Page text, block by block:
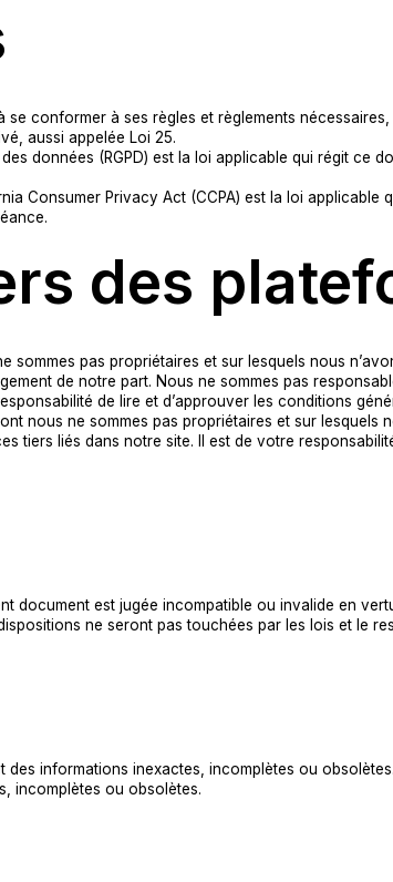
conformer à ses règles et règlements
aussi appelée Loi 25.
données (RGPD) est la loi applicable qui régit ce
Consumer Privacy Act (CCPA) est la loi
des
sommes pas propriétaires et sur lesquels nous
de notre part. Nous ne sommes pas
de lire et d’approuver les conditions
nous ne sommes pas propriétaires et sur lesquels
tiers liés dans notre site. Il est de votre
document est jugée incompatible ou invalide en
ne seront pas touchées par les lois et le
informations inexactes, incomplètes ou
incomplètes ou obsolètes.